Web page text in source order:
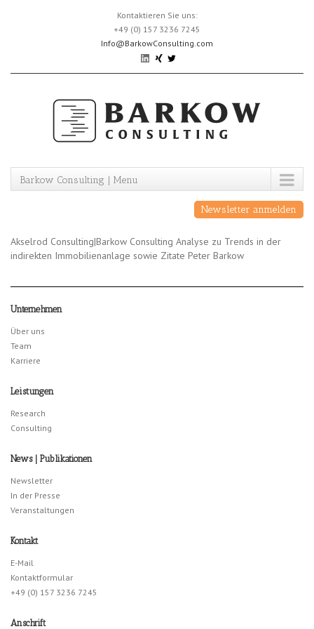
Kontaktieren Sie uns:
+49 (0) 157 3236 7245
Info@BarkowConsulting.com
Barkow Consulting | Menu
Newsletter anmelden
Akselrod Consulting|Barkow Consulting Analyse zu Trends in der
indirekten Immobilienanlage sowie Zitate Peter Barkow
Unternehmen
Über uns
Team
Karriere
Leistungen
Research
Consulting
News | Publikationen
Newsletter
In der Presse
Veranstaltungen
Kontakt
E-Mail
Kontaktformular
+49 (0) 157 3236 7245
Anschrift